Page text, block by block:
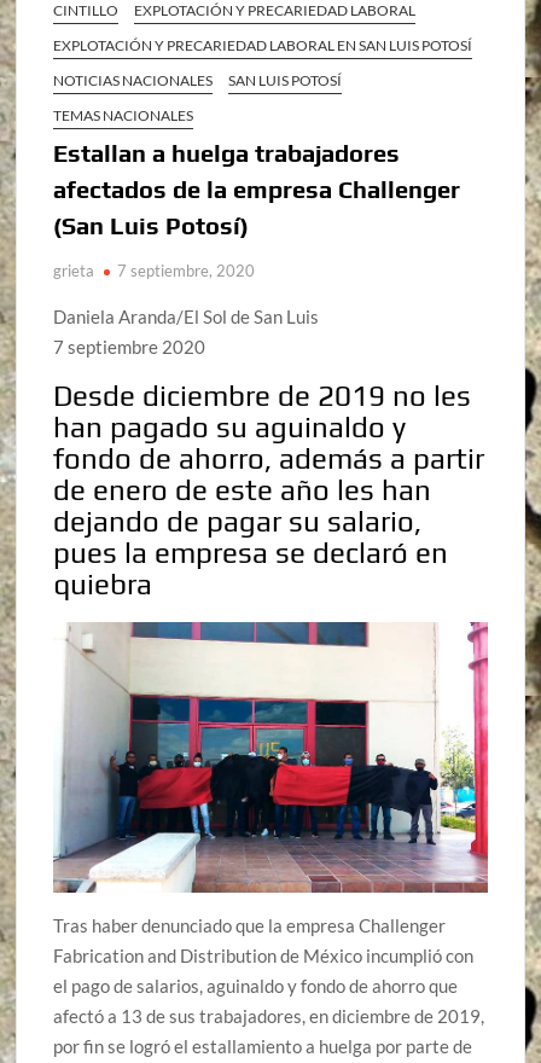
CINTILLO
EXPLOTACIÓN Y PRECARIEDAD LABORAL
EXPLOTACIÓN Y PRECARIEDAD LABORAL EN SAN LUIS POTOSÍ
NOTICIAS NACIONALES
SAN LUIS POTOSÍ
TEMAS NACIONALES
Estallan a huelga trabajadores
afectados de la empresa Challenger
(San Luis Potosí)
grieta 7 septiembre, 2020
Daniela Aranda/El Sol de San Luis
7 septiembre 2020
Desde diciembre de 2019 no les
han pagado su aguinaldo y
fondo de ahorro, además a partir
de enero de este año les han
dejando de pagar su salario,
pues la empresa se declaró en
quiebra
Tras haber denunciado que la empresa Challenger
Fabrication and Distribution de México incumplió con
el pago de salarios, aguinaldo y fondo de ahorro que
afectó a 13 de sus trabajadores, en diciembre de 2019,
por fin se logró el estallamiento a huelga por parte de